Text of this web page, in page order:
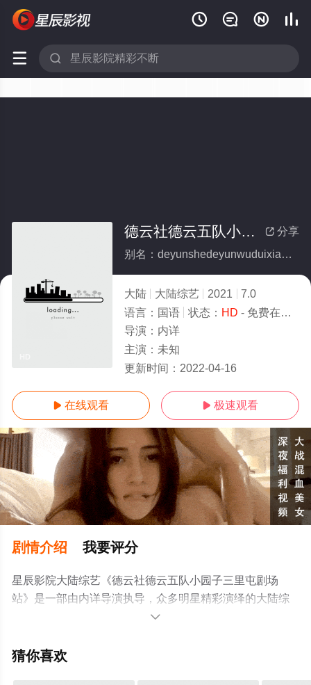
   
 
 分享
德云社德云五队小园子三里屯剧场站
别名：deyunshedeyunwuduixiaoyuanzisanlitunjuchangzhan
大陆 大陆综艺 2021
7.0
语言： 国语 状态： HD - 免费在线观看
导演： 内详
主演： 未知
更新时间： 2022-04-16
 在线观看  极速观看
剧情介绍 我要评分
星辰影院大陆综艺《德云社德云五队小园子三里屯剧场
站》是一部由内详导演执导，众多明星精彩演绎的大陆综
艺，手机免费观看高清无删减完整版综艺节目就来星辰影
平台了解。

猜你喜欢